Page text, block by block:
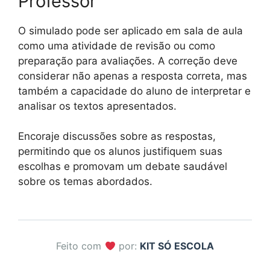
O simulado pode ser aplicado em sala de aula
como uma atividade de revisão ou como
preparação para avaliações. A correção deve
considerar não apenas a resposta correta, mas
também a capacidade do aluno de interpretar e
analisar os textos apresentados.
Encoraje discussões sobre as respostas,
permitindo que os alunos justifiquem suas
escolhas e promovam um debate saudável
sobre os temas abordados.
Feito com por: KIT SÓ ESCOLA